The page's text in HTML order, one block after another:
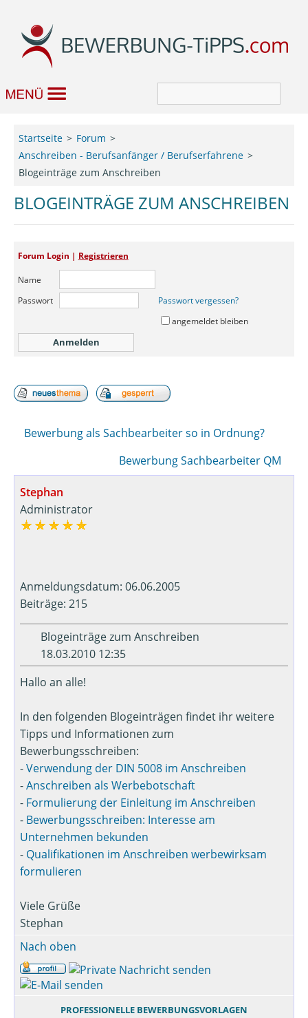
Job & Karriere
Forum
Startseite
Forum
Anschreiben - Berufsanfänger / Berufserfahrene
Blogeinträge zum Anschreiben
BLOGEINTRÄGE ZUM ANSCHREIBEN
Forum Login | Registrieren
Name
Passwort
Passwort vergessen?
angemeldet bleiben
Bewerbung als Sachbearbeiter so in Ordnung?
Bewerbung Sachbearbeiter QM
Stephan
Administrator
Anmeldungsdatum: 06.06.2005
Beiträge: 215
Blogeinträge zum Anschreiben
18.03.2010 12:35
Hallo an alle!
In den folgenden Blogeinträgen findet ihr weitere
Tipps und Informationen zum
Bewerbungsschreiben:
-Verwendung der DIN 5008 im Anschreiben
-Anschreiben als Werbebotschaft
- Formulierung der Einleitung im Anschreiben
- Bewerbungsschreiben: Interesse am
Unternehmen bekunden
- Qualifikationen im Anschreiben werbewirksam
formulieren
Viele Grüße
Stephan
Nach oben
PROFESSIONELLE BEWERBUNGSVORLAGEN